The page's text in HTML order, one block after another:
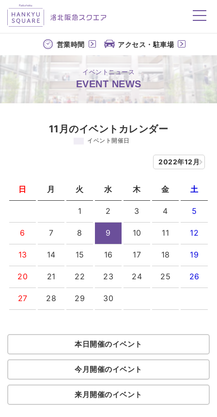
洛北阪急スクエア
営業時間 アクセス・駐車場
イベントニュース
EVENT NEWS
11月のイベントカレンダー
イベント開催日
2022年12月
日 月 火 水 木 金 土
1 2 3 4 5
6 7 8 9 10 11 12
13 14 15 16 17 18 19
20 21 22 23 24 25 26
27 28 29 30
本日開催のイベント
今月開催のイベント
来月開催のイベント